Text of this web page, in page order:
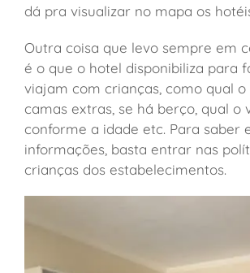
dá pra visualizar no mapa os
Outra coisa que levo sempre em
é o que o hotel disponibiliza para
viajam com crianças, como qual o
camas extras, se há berço, qual o
conforme a idade etc. Para saber
informações, basta entrar nas
crianças dos estabelecimentos.